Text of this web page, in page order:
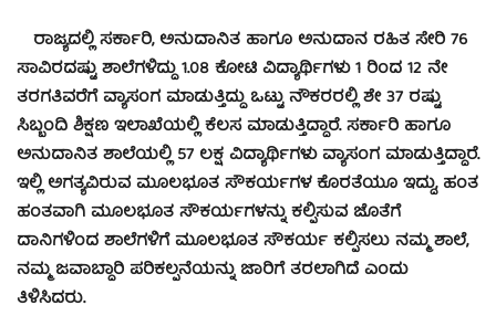
ರಾಜ್ಯದಲ್ಲಿ ಸರ್ಕಾರಿ, ಅನುದಾನಿತ ಹಾಗೂ ಅನುದಾನ ರಹಿತ ಸೇರಿ 76
ಸಾವಿರದಷ್ಟು ಶಾಲೆಗಳಿದ್ದು 1.08 ಕೋಟಿ ವಿದ್ಯಾರ್ಥಿಗಳು 1 ರಿಂದ 12 ನೇ
ತರಗತಿವರೆಗೆ ವ್ಯಾಸಂಗ ಮಾಡುತ್ತಿದ್ದು ಒಟ್ಟು ನೌಕರರಲ್ಲಿ ಶೇ 37 ರಷ್ಟು
ಸಿಬ್ಬಂದಿ ಶಿಕ್ಷಣ ಇಲಾಖೆಯಲ್ಲಿ ಕೆಲಸ ಮಾಡುತ್ತಿದ್ದಾರೆ. ಸರ್ಕಾರಿ ಹಾಗೂ
ಅನುದಾನಿತ ಶಾಲೆಯಲ್ಲಿ 57 ಲಕ್ಷ ವಿದ್ಯಾರ್ಥಿಗಳು ವ್ಯಾಸಂಗ ಮಾಡುತ್ತಿದ್ದಾರೆ.
ಇಲ್ಲಿ ಅಗತ್ಯವಿರುವ ಮೂಲಭೂತ ಸೌಕರ್ಯಗಳ ಕೊರತೆಯೂ ಇದ್ದು, ಹಂತ
ಹಂತವಾಗಿ ಮೂಲಭೂತ ಸೌಕರ್ಯಗಳನ್ನು ಕಲ್ಪಿಸುವ ಜೊತೆಗೆ
ದಾನಿಗಳಿಂದ ಶಾಲೆಗಳಿಗೆ ಮೂಲಭೂತ ಸೌಕರ್ಯ ಕಲ್ಪಿಸಲು ನಮ್ಮ ಶಾಲೆ,
ನಮ್ಮ ಜವಾಬ್ದಾರಿ ಪರಿಕಲ್ಪನೆಯನ್ನು ಜಾರಿಗೆ ತರಲಾಗಿದೆ ಎಂದು
ತಿಳಿಸಿದರು.